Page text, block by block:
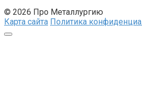
© 2026 Про Металлургию
Карта сайта Политика